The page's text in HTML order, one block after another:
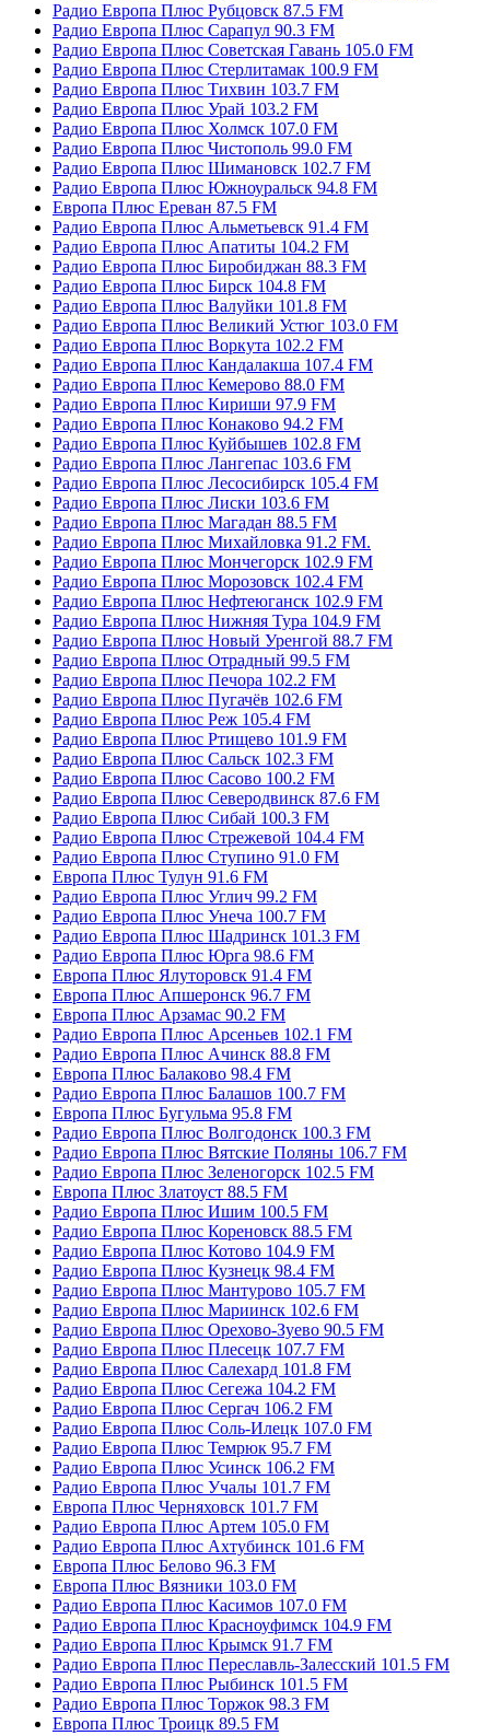
Радио Европа Плюс Рубцовск 87.5 FM
Радио Европа Плюс Сарапул 90.3 FM
Радио Европа Плюс Советская Гавань 105.0 FM
Радио Европа Плюс Стерлитамак 100.9 FM
Радио Европа Плюс Тихвин 103.7 FM
Радио Европа Плюс Урай 103.2 FM
Радио Европа Плюс Холмск 107.0 FM
Радио Европа Плюс Чистополь 99.0 FM
Радио Европа Плюс Шимановск 102.7 FM
Радио Европа Плюс Южноуральск 94.8 FM
Европа Плюс Ереван 87.5 FM
Радио Европа Плюс Альметьевск 91.4 FM
Радио Европа Плюс Апатиты 104.2 FM
Радио Европа Плюс Биробиджан 88.3 FM
Радио Европа Плюс Бирск 104.8 FM
Радио Европа Плюс Валуйки 101.8 FM
Радио Европа Плюс Великий Устюг 103.0 FM
Радио Европа Плюс Воркута 102.2 FM
Радио Европа Плюс Кандалакша 107.4 FM
Радио Европа Плюс Кемерово 88.0 FM
Радио Европа Плюс Кириши 97.9 FM
Радио Европа Плюс Конаково 94.2 FM
Радио Европа Плюс Куйбышев 102.8 FM
Радио Европа Плюс Лангепас 103.6 FM
Радио Европа Плюс Лесосибирск 105.4 FM
Радио Европа Плюс Лиски 103.6 FM
Радио Европа Плюс Магадан 88.5 FM
Радио Европа Плюс Михайловка 91.2 FM.
Радио Европа Плюс Мончегорск 102.9 FM
Радио Европа Плюс Морозовск 102.4 FM
Радио Европа Плюс Нефтеюганск 102.9 FM
Радио Европа Плюс Нижняя Тура 104.9 FM
Радио Европа Плюс Новый Уренгой 88.7 FM
Радио Европа Плюс Отрадный 99.5 FM
Радио Европа Плюс Печора 102.2 FM
Радио Европа Плюс Пугачёв 102.6 FM
Радио Европа Плюс Реж 105.4 FM
Радио Европа Плюс Ртищево 101.9 FM
Радио Европа Плюс Сальск 102.3 FM
Радио Европа Плюс Сасово 100.2 FM
Радио Европа Плюс Северодвинск 87.6 FM
Радио Европа Плюс Сибай 100.3 FM
Радио Европа Плюс Стрежевой 104.4 FM
Радио Европа Плюс Ступино 91.0 FM
Европа Плюс Тулун 91.6 FM
Радио Европа Плюс Углич 99.2 FM
Радио Европа Плюс Унеча 100.7 FM
Радио Европа Плюс Шадринск 101.3 FM
Радио Европа Плюс Юрга 98.6 FM
Европа Плюс Ялуторовск 91.4 FM
Европа Плюс Апшеронск 96.7 FM
Европа Плюс Арзамас 90.2 FM
Радио Европа Плюс Арсеньев 102.1 FM
Радио Европа Плюс Ачинск 88.8 FM
Европа Плюс Балаково 98.4 FM
Радио Европа Плюс Балашов 100.7 FM
Европа Плюс Бугульма 95.8 FM
Радио Европа Плюс Волгодонск 100.3 FM
Радио Европа Плюс Вятские Поляны 106.7 FM
Радио Европа Плюс Зеленогорск 102.5 FM
Европа Плюс Златоуст 88.5 FM
Радио Европа Плюс Ишим 100.5 FM
Радио Европа Плюс Кореновск 88.5 FM
Радио Европа Плюс Котово 104.9 FM
Радио Европа Плюс Кузнецк 98.4 FM
Радио Европа Плюс Мантурово 105.7 FM
Радио Европа Плюс Мариинск 102.6 FM
Радио Европа Плюс Орехово-Зуево 90.5 FM
Радио Европа Плюс Плесецк 107.7 FM
Радио Европа Плюс Салехард 101.8 FM
Радио Европа Плюс Сегежа 104.2 FM
Радио Европа Плюс Сергач 106.2 FM
Радио Европа Плюс Соль-Илецк 107.0 FM
Радио Европа Плюс Темрюк 95.7 FM
Радио Европа Плюс Усинск 106.2 FM
Радио Европа Плюс Учалы 101.7 FM
Европа Плюс Черняховск 101.7 FM
Радио Европа Плюс Артем 105.0 FM
Радио Европа Плюс Ахтубинск 101.6 FM
Европа Плюс Белово 96.3 FM
Европа Плюс Вязники 103.0 FM
Радио Европа Плюс Касимов 107.0 FM
Радио Европа Плюс Красноуфимск 104.9 FM
Радио Европа Плюс Крымск 91.7 FM
Радио Европа Плюс Переславль-Залесский 101.5 FM
Радио Европа Плюс Рыбинск 101.5 FM
Радио Европа Плюс Торжок 98.3 FM
Европа Плюс Троицк 89.5 FM